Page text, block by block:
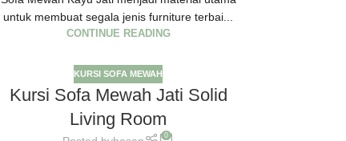
untuk membuat segala jenis furniture terbai...
CONTINUE READING
KURSI SOFA MEWAH
Kursi Sofa Mewah Jati Solid
Living Room
0